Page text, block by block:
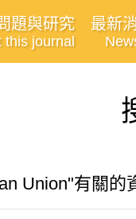
題與研究
this journal
最新
Union"有關的